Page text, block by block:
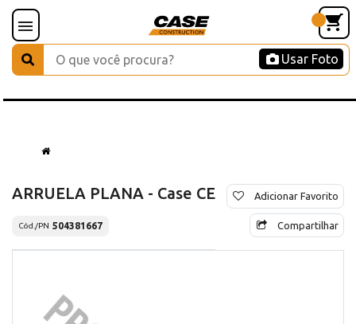
Usar Foto
ARRUELA PLANA - Case CE
Cód./PN 504381667
Adicionar Favorito
Compartilhar